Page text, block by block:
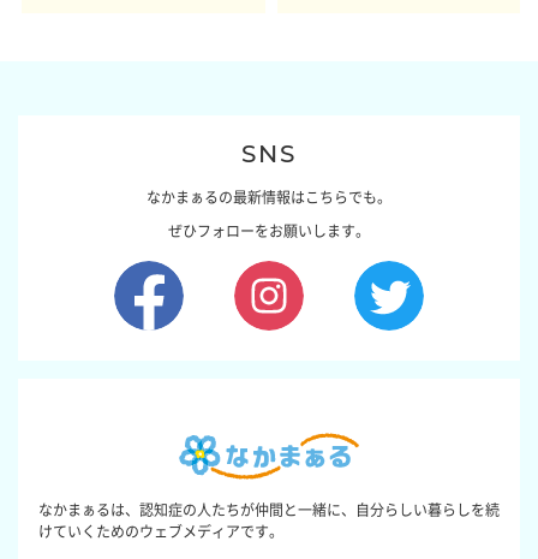
SNS
なかまぁるの最新情報はこちらでも。
ぜひフォローをお願いします。
なかまぁるは、認知症の人たちが仲間と一緒に、自分らしい暮らしを続
けていくためのウェブメディアです。